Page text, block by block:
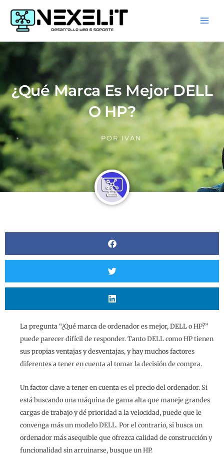
contenido
¿Qué Marca Es Mejor DELL
O HP?
PORIVAN
La pregunta “¿Qué marca de ordenador es mejor, DELL o HP?”
puede parecer difícil de responder. Tanto DELL como HP tienen
sus propias ventajas y desventajas, y hay muchos factores
diferentes a tener en cuenta al tomar la decisión de compra.
Un factor clave a tener en cuenta es el precio del ordenador. Si
está buscando una máquina de gama alta que maneje grandes
cargas de trabajo y dé prioridad a la velocidad, puede que le
convenga más un modelo DELL. Por el contrario, si busca un
ordenador más asequible que ofrezca calidad de construcción y
funcionalidad sin arruinarse, busque un HP.